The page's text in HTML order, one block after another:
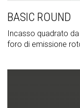
BASIC ROUND
Incasso quadrato
foro di emissione